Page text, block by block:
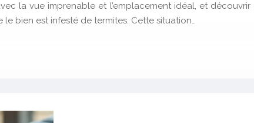
la vue imprenable et l’emplacement idéal, et
bien est infesté de termites. Cette situation…